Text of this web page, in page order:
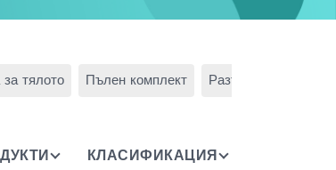
тялото Пълен комплект Разтвор за
КЛАСИФИКАЦИЯ